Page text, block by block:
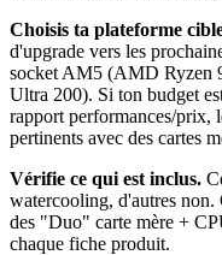
Choisis ta plateforme
d'upgrade vers les
socket AM5 (AMD Ryzen
Ultra 200). Si ton budget
rapport performances/prix,
pertinents avec des cartes
Vérifie ce qui est inclus.
watercooling, d'autres
des "Duo" carte mère +
chaque fiche produit.